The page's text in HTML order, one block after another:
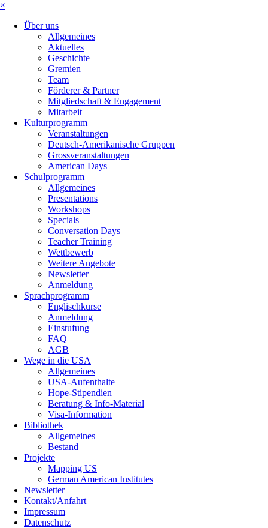
×
Über uns
Allgemeines
Aktuelles
Geschichte
Gremien
Team
Förderer & Partner
Mitgliedschaft & Engagement
Mitarbeit
Kulturprogramm
Veranstaltungen
Deutsch-Amerikanische Gruppen
Grossveranstaltungen
American Days
Schulprogramm
Allgemeines
Presentations
Workshops
Specials
Conversation Days
Teacher Training
Wettbewerb
Weitere Angebote
Newsletter
Anmeldung
Sprachprogramm
Englischkurse
Anmeldung
Einstufung
FAQ
AGB
Wege in die USA
Allgemeines
USA-Aufenthalte
Hope-Stipendien
Beratung & Info-Material
Visa-Information
Bibliothek
Allgemeines
Bestand
Projekte
Mapping US
German American Institutes
Newsletter
Kontakt/Anfahrt
Impressum
Datenschutz